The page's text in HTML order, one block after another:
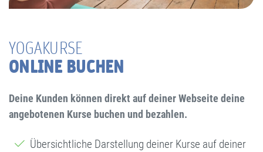
YOGAKURSE
ONLINE BUCHEN
Deine Kunden können direkt auf deiner Webseite deine
angebotenen Kurse buchen und bezahlen.
Übersichtliche Darstellung deiner Kurse auf deiner